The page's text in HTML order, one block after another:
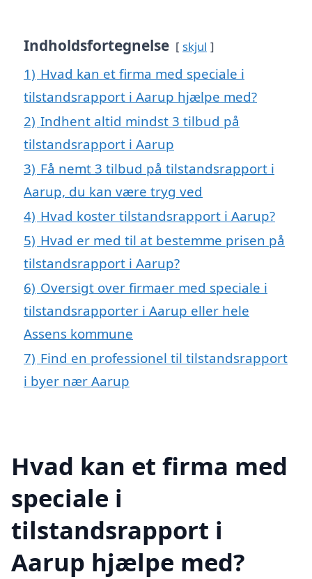
Indholdsfortegnelse skjul
1) Hvad kan et firma med speciale i
tilstandsrapport i Aarup hjælpe med?
2) Indhent altid mindst 3 tilbud på
tilstandsrapport i Aarup
3) Få nemt 3 tilbud på tilstandsrapport i
Aarup, du kan være tryg ved
4) Hvad koster tilstandsrapport i Aarup?
5) Hvad er med til at bestemme prisen på
tilstandsrapport i Aarup?
6) Oversigt over firmaer med speciale i
tilstandsrapporter i Aarup eller hele
Assens kommune
7) Find en professionel til tilstandsrapport
i byer nær Aarup
Hvad kan et firma med
speciale i
tilstandsrapport i
Aarup hjælpe med?